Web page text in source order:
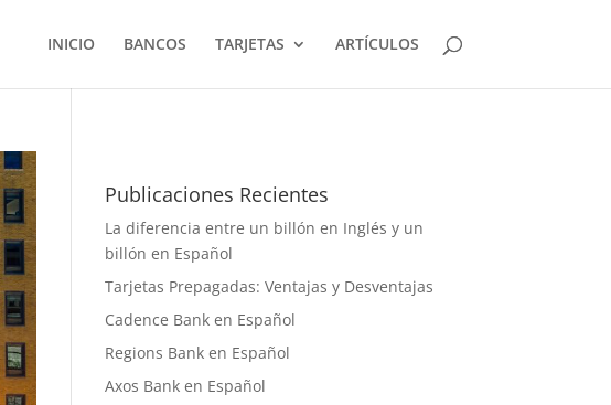
INICIO BANCOS TARJETAS ARTÍCULOS
Publicaciones Recientes
La diferencia entre un billón en Inglés y un
billón en Español
Tarjetas Prepagadas: Ventajas y Desventajas
Cadence Bank en Español
Regions Bank en Español
Axos Bank en Español